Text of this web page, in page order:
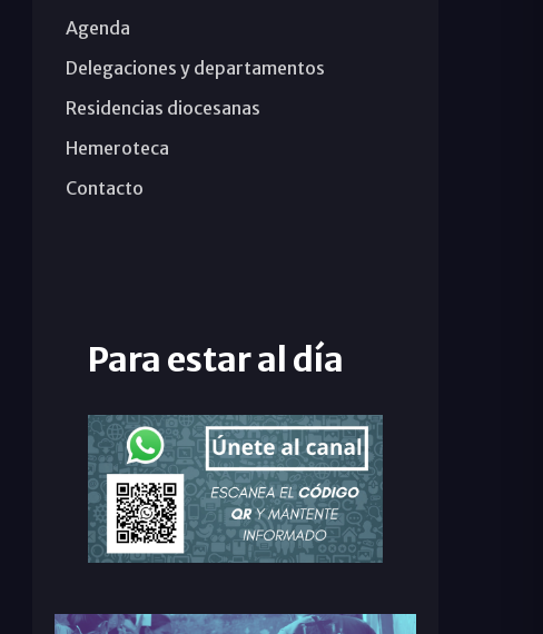
Agenda
Delegaciones y departamentos
Residencias diocesanas
Hemeroteca
Contacto
Para estar al día